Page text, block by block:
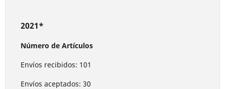
2021*
Número de Artículos
Envíos recibidos: 101
Envíos aceptados: 30